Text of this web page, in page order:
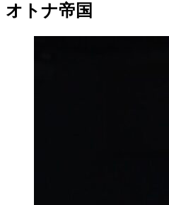
オトナ帝国